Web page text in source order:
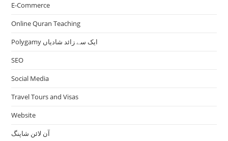
E-Commerce
Online Quran Teaching
Polygamy ایک سے زائد شادیاں
SEO
Social Media
Travel Tours and Visas
Website
آن لائن شاپنگ